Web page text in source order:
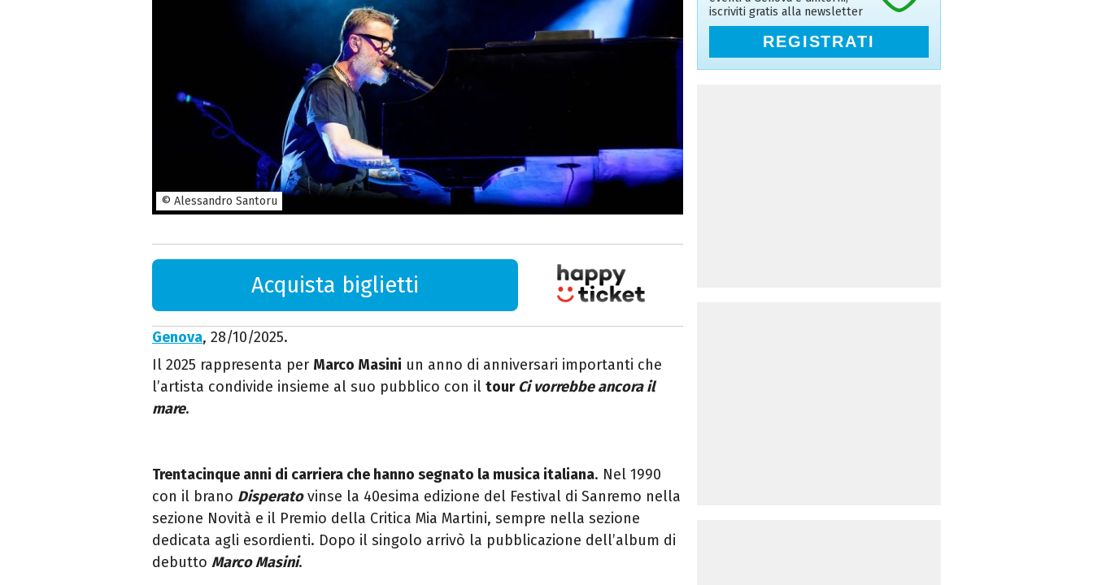
© Alessandro Santoru
Acquista biglietti
Genova, 28/10/2025.
Il 2025 rappresenta per Marco Masini un anno di anniversari importanti che
l’artista condivide insieme al suo pubblico con il tourCi vorrebbe ancora il
mare.
Trentacinque anni di carriera che hanno segnato la musica italiana. Nel 1990
con il brano Disperatovinse la 40esima edizione del Festival di Sanremo nella
sezione Novità e il Premio della Critica Mia Martini, sempre nella sezione
dedicata agli esordienti. Dopo il singolo arrivò la pubblicazione dell’album di
debutto Marco Masini.
iscriviti gratis alla newsletter
REGISTRATI